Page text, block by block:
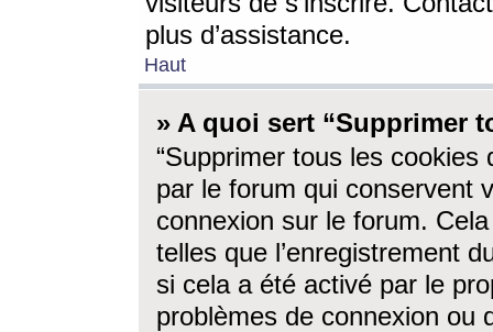
plus d’assistance.
Haut
» A quoi sert “Supprimer
“Supprimer tous les cookies
par le forum qui conservent
connexion sur le forum.
telles que l’enregistrement
si cela a été activé par le
problèmes de connexion ou